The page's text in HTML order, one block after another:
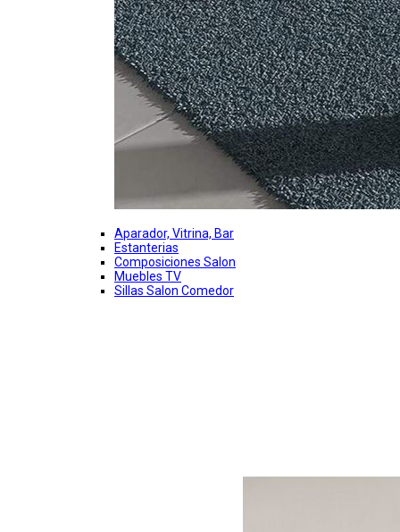
Aparador, Vitrina, Bar
Estanterias
Composiciones Salon
Muebles TV
Sillas Salon Comedor